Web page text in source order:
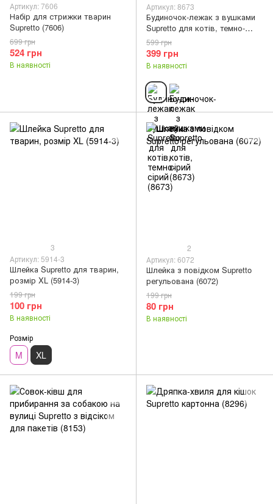
Артикул: 7606
Набір для стрижки тварин
Supretto (7606)
524 грн
699 грн
В наявності
Артикул: 8673
Будиночок-лежак з вушками
Supretto для котів, темно-
сірий (8673)
399 грн
599 грн
В наявності
3
Артикул: 5914-3
Шлейка Supretto для тварин,
розмір XL (5914-3)
100 грн
199 грн
В наявності
Розмір
M XL
2
Артикул: 6072
Шлейка з повідком Supretto
регульована (6072)
80 грн
199 грн
В наявності